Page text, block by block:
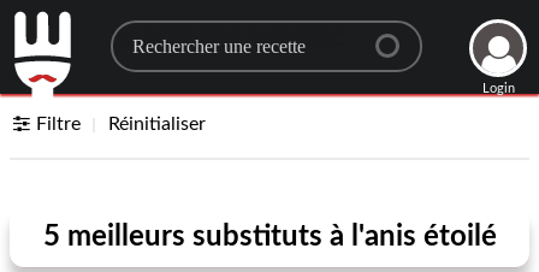
Search for a recipe
Login
Filtre Réinitialiser
5 meilleurs substituts à l'anis étoilé